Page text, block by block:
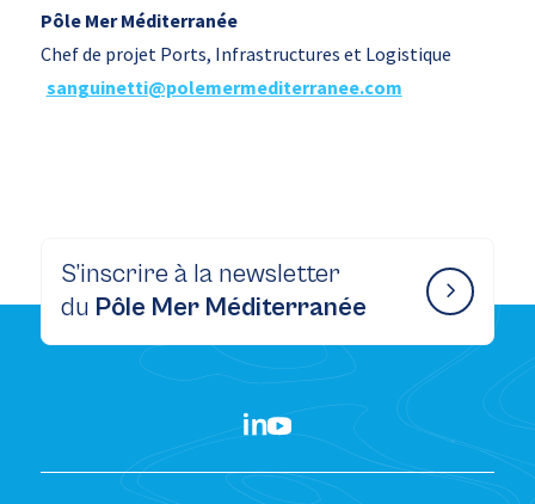
Pôle Mer Méditerranée
Chef de projet Ports, Infrastructures et Logistique
sanguinetti@polemermediterranee.com
S’inscrire à la newsletter
du Pôle Mer Méditerranée